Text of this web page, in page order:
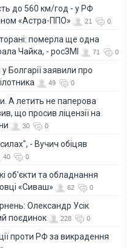
до 560 км/год - у РФ
«Астра-ППО»
21 0
померла ще одна
Чайка, - росЗМІ
71 0
Болгарії заявили про
49 0
А летить не паперова
що просив ліцензії на
30 0
- Вучич обіцяв
40 0
об'єкти та обладнання
«Сиваш»
62 0
Олександр Усік
поєдинок
228 0
проти РФ за викрадення